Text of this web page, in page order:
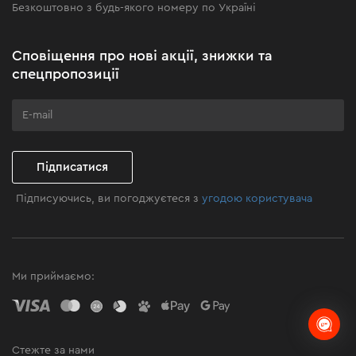
Клуб майстерності
Безкоштовно з будь-якого номеру по Україні
Сповіщення про нові акції, знижки та
спецпропозиції
Підписатися
Підписуючись, ви погоджуєтеся зугодою користувача
Ми приймаємо:
Стежте за нами